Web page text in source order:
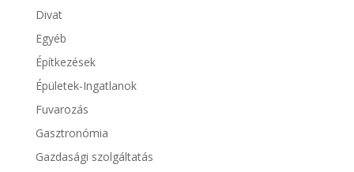
Divat
Egyéb
Építkezések
Épületek-Ingatlanok
Fuvarozás
Gasztronómia
Gazdasági szolgáltatás